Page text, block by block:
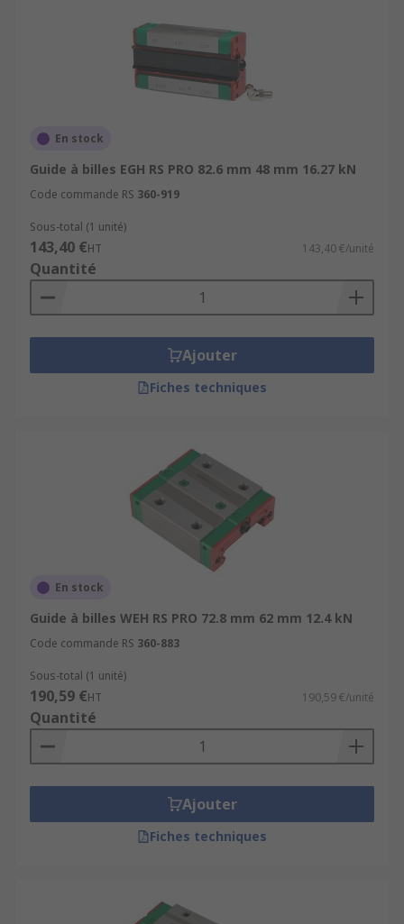
En stock
Guide à billes EGH RS PRO 82.6 mm 48 mm 16.27 kN
Code commande RS 360-919
Sous-total (1 unité)
143,40 €HT 143,40 €/unité
Quantité
Ajouter
Fiches techniques
En stock
Guide à billes WEH RS PRO 72.8 mm 62 mm 12.4 kN
Code commande RS 360-883
Sous-total (1 unité)
190,59 €HT 190,59 €/unité
Quantité
Ajouter
Fiches techniques